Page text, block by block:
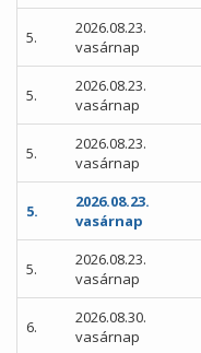
5.
2026.08.23.
vasárnap
5.
2026.08.23.
vasárnap
5.
2026.08.23.
vasárnap
5.
2026.08.23.
vasárnap
5.
2026.08.23.
vasárnap
6.
2026.08.30.
vasárnap